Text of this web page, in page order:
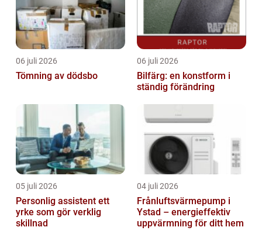
06 juli 2026
Tömning av dödsbo
06 juli 2026
Bilfärg: en konstform i
ständig förändring
05 juli 2026
Personlig assistent ett
yrke som gör verklig
skillnad
04 juli 2026
Frånluftsvärmepump i
Ystad – energieffektiv
uppvärmning för ditt hem